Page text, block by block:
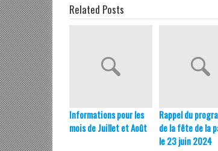
Related Posts
Informations pour les
mois de Juillet et Août
Rappel du
de la fête de la
le 23 juin 2024